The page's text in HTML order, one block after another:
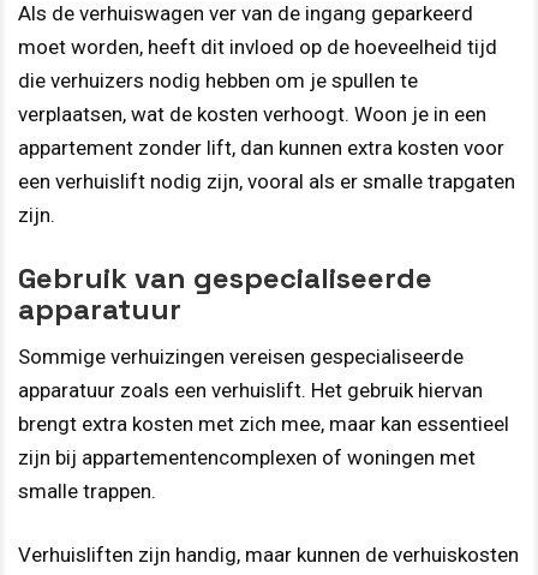
Als de verhuiswagen ver van de ingang geparkeerd
moet worden, heeft dit invloed op de hoeveelheid tijd
die verhuizers nodig hebben om je spullen te
verplaatsen, wat de kosten verhoogt. Woon je in een
appartement zonder lift, dan kunnen extra kosten voor
een verhuislift nodig zijn, vooral als er smalle trapgaten
zijn.
Gebruik van gespecialiseerde
apparatuur
Sommige verhuizingen vereisen gespecialiseerde
apparatuur zoals een verhuislift. Het gebruik hiervan
brengt extra kosten met zich mee, maar kan essentieel
zijn bij appartementencomplexen of woningen met
smalle trappen.
Verhuisliften zijn handig, maar kunnen de verhuiskosten